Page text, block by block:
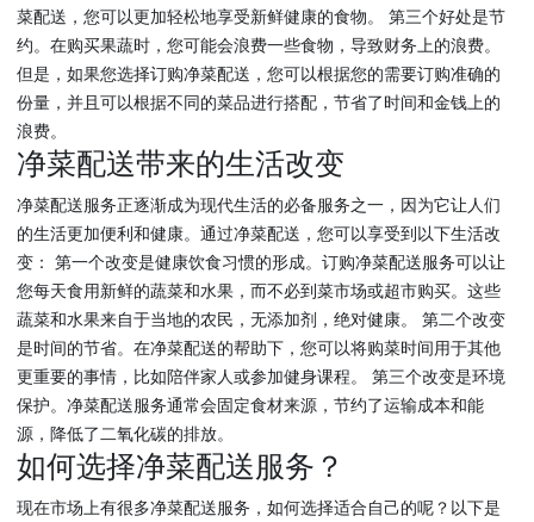
菜配送，您可以更加轻松地享受新鲜健康的食物。 第三个好处是节
约。在购买果蔬时，您可能会浪费一些食物，导致财务上的浪费。
但是，如果您选择订购净菜配送，您可以根据您的需要订购准确的
份量，并且可以根据不同的菜品进行搭配，节省了时间和金钱上的
浪费。
净菜配送带来的生活改变
净菜配送服务正逐渐成为现代生活的必备服务之一，因为它让人们
的生活更加便利和健康。通过净菜配送，您可以享受到以下生活改
变： 第一个改变是健康饮食习惯的形成。订购净菜配送服务可以让
您每天食用新鲜的蔬菜和水果，而不必到菜市场或超市购买。这些
蔬菜和水果来自于当地的农民，无添加剂，绝对健康。 第二个改变
是时间的节省。在净菜配送的帮助下，您可以将购菜时间用于其他
更重要的事情，比如陪伴家人或参加健身课程。 第三个改变是环境
保护。净菜配送服务通常会固定食材来源，节约了运输成本和能
源，降低了二氧化碳的排放。
如何选择净菜配送服务？
现在市场上有很多净菜配送服务，如何选择适合自己的呢？以下是